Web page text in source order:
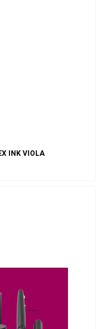
INK VIOLA